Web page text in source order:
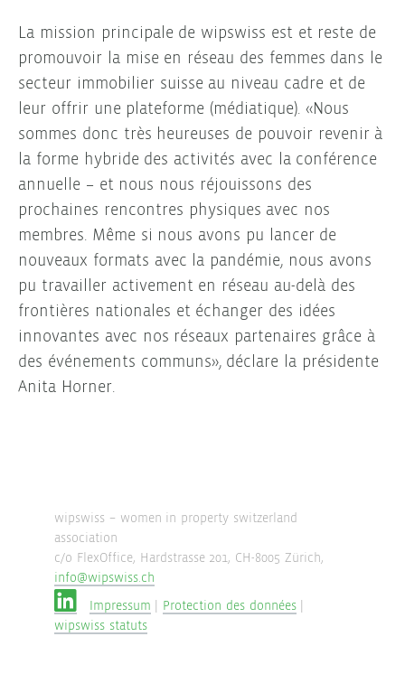
La mission principale de wipswiss est et reste de
promouvoir la mise en réseau des femmes dans le
secteur immobilier suisse au niveau cadre et de
leur offrir une plateforme (médiatique). «Nous
sommes donc très heureuses de pouvoir revenir à
la forme hybride des activités avec la conférence
annuelle – et nous nous réjouissons des
prochaines rencontres physiques avec nos
membres. Même si nous avons pu lancer de
nouveaux formats avec la pandémie, nous avons
pu travailler activement en réseau au-delà des
frontières nationales et échanger des idées
innovantes avec nos réseaux partenaires grâce à
des événements communs», déclare la présidente
Anita Horner.
wipswiss – women in property switzerland
association
c/o FlexOffice, Hardstrasse 201, CH-8005 Zürich,
info@wipswiss.ch
Impressum Protection des données|
wipswiss statuts